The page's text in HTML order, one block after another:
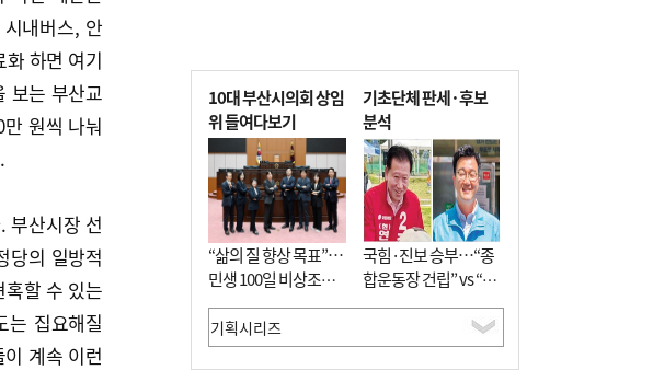
내버스, 안
하면 여기
보는 부산교
원씩 나눠
부산시장 선
당의 일방적
할 수 있는
는 집요해질
계속 이런
10대 부산시의회 상임
위 들여다보기
“삶의 질 향상 목표”…
민생 100일 비상조치
면밀 심사
기초단체 판세·후보
분석
국힘·진보 승부…“종
합운동장 건립” vs “출
근 공공버스 도입”